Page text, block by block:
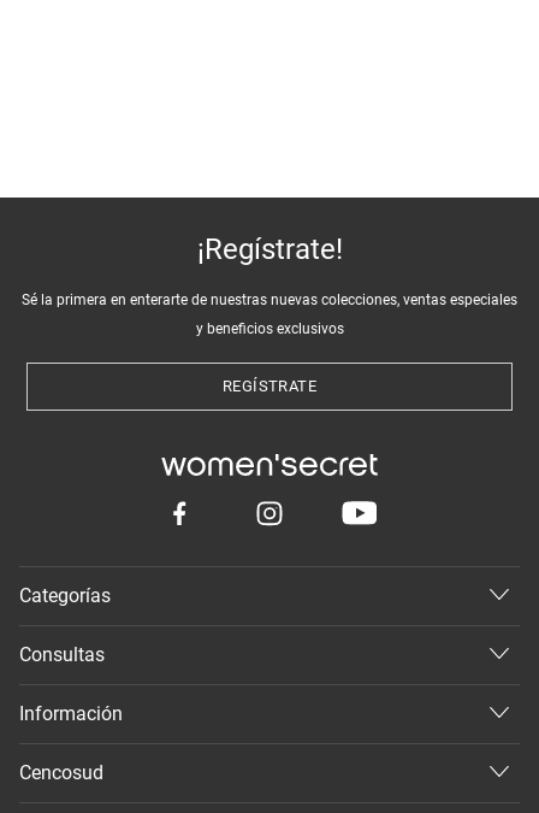
¡Regístrate!
Sé la primera en enterarte de nuestras nuevas colecciones, ventas especiales
y beneficios exclusivos
REGÍSTRATE
Categorías
Consultas
Información
Cencosud